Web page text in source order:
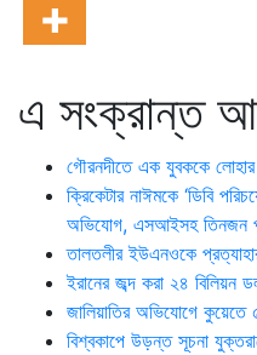
এ সংক্রান্ত
গৌরনদীতে এক যুবককে
ক্রিকেটার নাঈমকে ‘ডিবি
অভিযোগ, এসআইসহ তিনজন
তালতলীর ইউএনওকে
ইরানের জব্দ করা ২৪ বিলিয়ন
জালিয়াতির অভিযোগে কুয়েতে
বিশ্বকাপে উড়ন্ত সূচনা